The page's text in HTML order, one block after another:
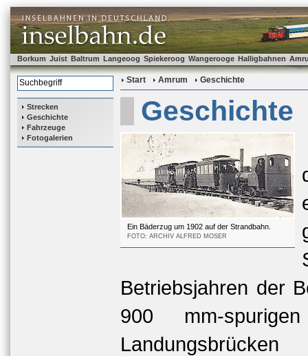
Borkum Juist Baltrum Langeoog Spiekeroog Wangerooge Halligbahnen
Strecken
Geschichte
Fahrzeuge
Fotogalerien
Start Amrum Geschichte
Geschichte
Ein Bäderzug um 1902 auf der Strandbahn.
FOTO: ARCHIV ALFRED MOSER
Betriebsjahren der
900 mm-